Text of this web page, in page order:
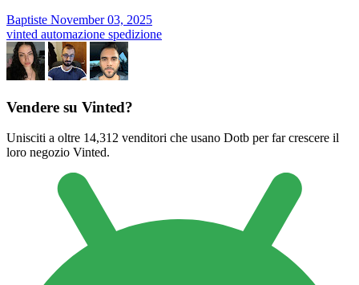
Baptiste November 03, 2025
vinted automazione spedizione
Vendere su Vinted?
Unisciti a oltre 14,312 venditori che usano Dotb per far crescere il
loro negozio Vinted.